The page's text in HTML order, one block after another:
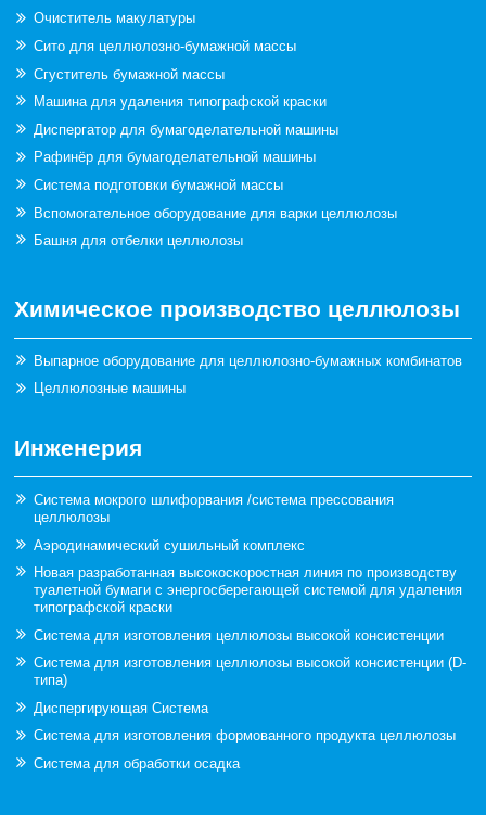
Очиститель макулатуры
Сито для целлюлозно-бумажной массы
Сгуститель бумажной массы
Машина для удаления типографской краски
Диспергатор для бумагоделательной машины
Рафинёр для бумагоделательной машины
Система подготовки бумажной массы
Вспомогательное оборудование для варки целлюлозы
Башня для отбелки целлюлозы
Химическое производство целлюлозы
Выпарное оборудование для целлюлозно-бумажных комбинатов
Целлюлозные машины
Инженерия
Система мокрого шлифорвания /система прессования
целлюлозы
Аэродинамический сушильный комплекс
Новая разработанная высокоскоростная линия по производству
туалетной бумаги с энергосберегающей системой для удаления
типографской краски
Система для изготовления целлюлозы высокой консистенции
Система для изготовления целлюлозы высокой консистенции (D-
типа)
Диспергирующая Система
Система для изготовления формованного продукта целлюлозы
Система для обработки осадка